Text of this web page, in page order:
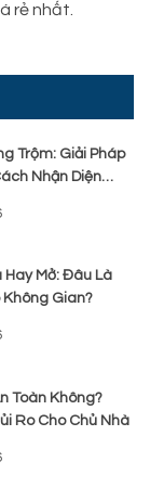
rẻ nhất.
Trộm: Giải Pháp
Nhận Diện
Hay Mở: Đâu Là
Không Gian?
Toàn Không?
Ro Cho Chủ Nhà